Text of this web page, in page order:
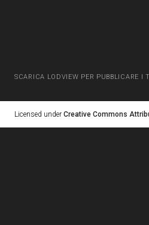
SCARICA LODVIEW PER PUBBLICARE I
Licensed under Creative Commons